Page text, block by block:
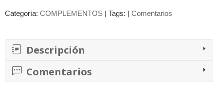
Categoría: COMPLEMENTOS | Tags: | Comentarios
Descripción
Comentarios